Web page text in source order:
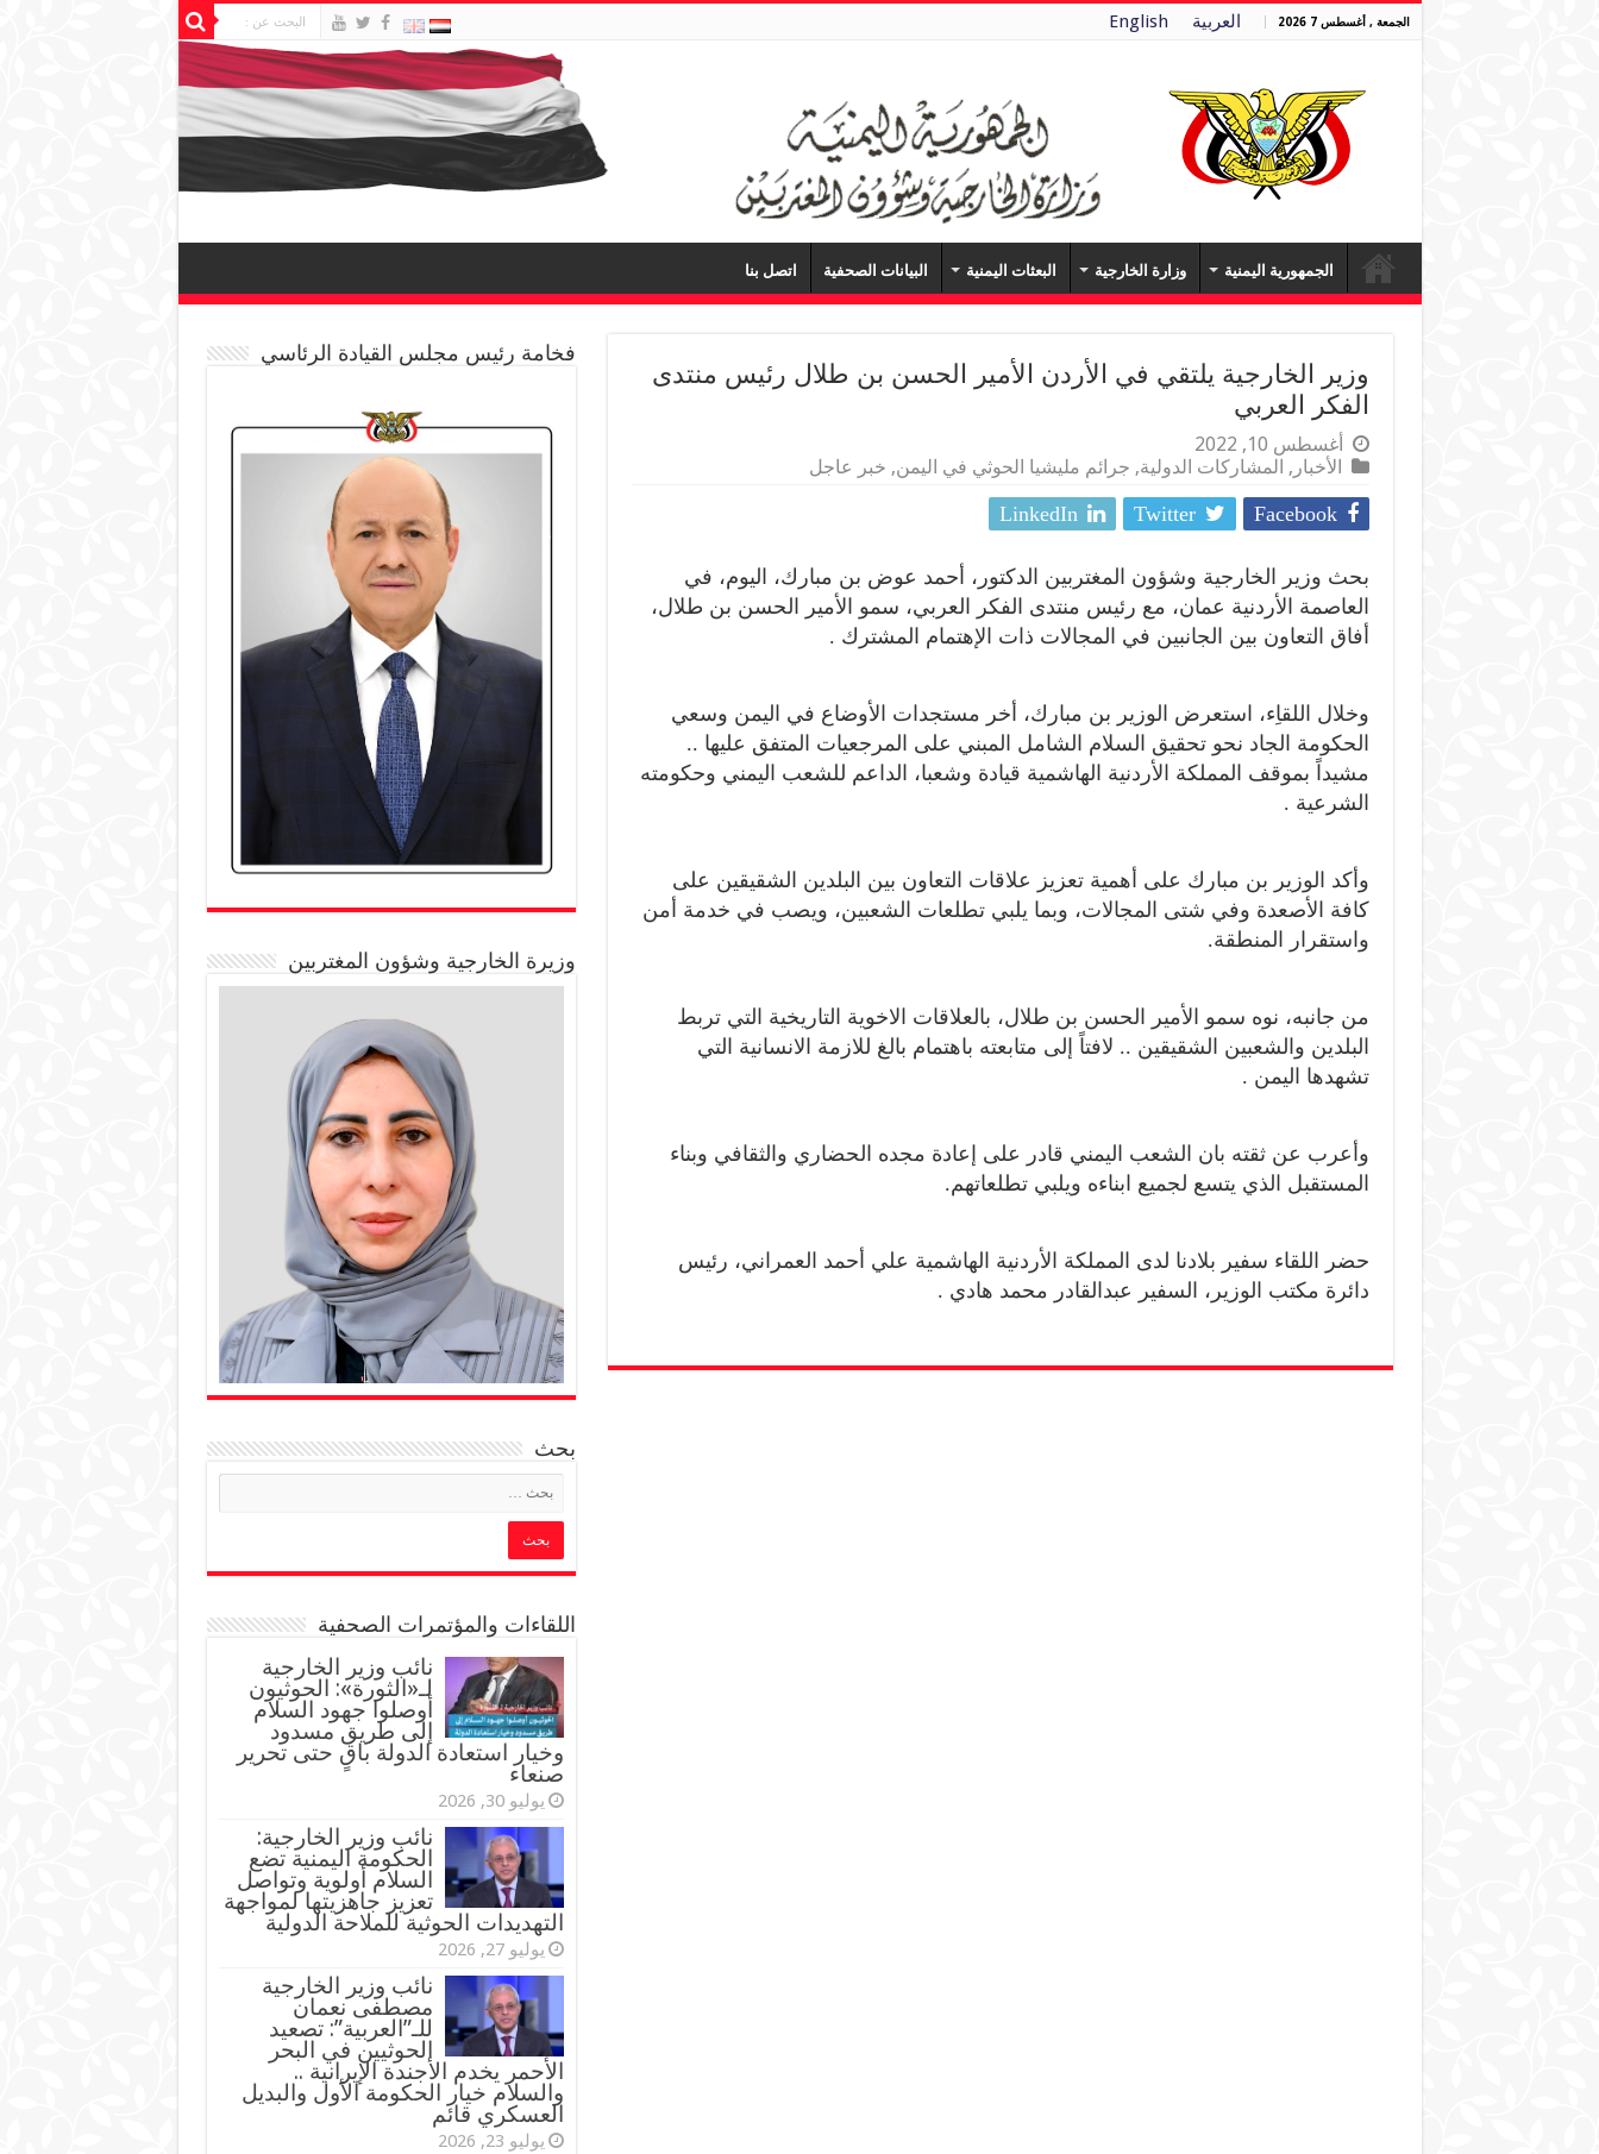
الجمعة , أغسطس 7 2026 العربية English
الجمهورية اليمنية وزارة الخارجية البعثات اليمنية البيانات الصحفية اتصل بنا
وزير الخارجية يلتقي في الأردن الأمير الحسن بن طلال رئيس منتدى
الفكر العربي
أغسطس 10, 2022
الأخبار , المشاركات الدولية, جرائم مليشيا الحوثي في اليمن, خبر عاجل
Facebook
Twitter
LinkedIn
بحث وزير الخارجية وشؤون المغتربين الدكتور، أحمد عوض بن مبارك، اليوم، في
العاصمة الأردنية عمان، مع رئيس منتدى الفكر العربي، سمو الأمير الحسن بن طلال،
أفاق التعاون بين الجانبين في المجالات ذات الإهتمام المشترك .
وخلال اللقاِء، استعرض الوزير بن مبارك، أخر مستجدات الأوضاع في اليمن وسعي
الحكومة الجاد نحو تحقيق السلام الشامل المبني على المرجعيات المتفق عليها ..
مشيداً بموقف المملكة الأردنية الهاشمية قيادة وشعبا، الداعم للشعب اليمني وحكومته
الشرعية .
وأكد الوزير بن مبارك على أهمية تعزيز علاقات التعاون بين البلدين الشقيقين على
كافة الأصعدة وفي شتى المجالات، وبما يلبي تطلعات الشعبين، ويصب في خدمة أمن
واستقرار المنطقة.
من جانبه، نوه سمو الأمير الحسن بن طلال، بالعلاقات الاخوية التاريخية التي تربط
البلدين والشعبين الشقيقين .. لافتاً إلى متابعته باهتمام بالغ للازمة الانسانية التي
تشهدها اليمن .
وأعرب عن ثقته بان الشعب اليمني قادر على إعادة مجده الحضاري والثقافي وبناء
المستقبل الذي يتسع لجميع ابناءه ويلبي تطلعاتهم.
حضر اللقاء سفير بلادنا لدى المملكة الأردنية الهاشمية علي أحمد العمراني، رئيس
دائرة مكتب الوزير، السفير عبدالقادر محمد هادي .
فخامة رئيس مجلس القيادة الرئاسي
وزيرة الخارجية وشؤون المغتربين
بحث
اللقاءات والمؤتمرات الصحفية
‏نائب وزير الخارجية
لـ«الثورة»: الحوثيون
أوصلوا جهود السلام
إلى طريق مسدود
وخيار استعادة الدولة باقٍ حتى تحرير
صنعاء
يوليو 30, 2026
نائب وزير الخارجية:
الحكومة اليمنية تضع
السلام أولوية وتواصل
تعزيز جاهزيتها لمواجهة
التهديدات الحوثية للملاحة الدولية
يوليو 27, 2026
نائب وزير الخارجية
مصطفى نعمان
للـ”العربية”: تصعيد
الحوثيين في البحر
الأحمر يخدم الأجندة الإيرانية ..
والسلام خيار الحكومة الأول والبديل
العسكري قائم
يوليو 23, 2026